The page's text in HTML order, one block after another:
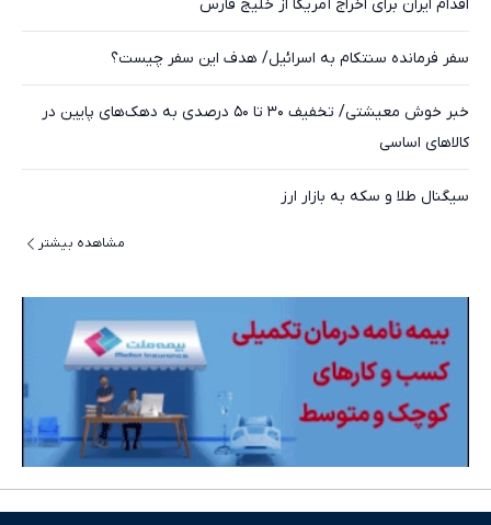
اقدام ایران برای اخراج آمریکا از خلیج فارس
سفر فرمانده سنتکام به اسرائیل/ هدف این سفر چیست؟
خبر خوش معیشتی/ تخفیف ۳۰ تا ۵۰ درصدی به دهک‌های پایین در
کالاهای اساسی
سیگنال طلا و سکه به بازار ارز
مشاهده بیشتر